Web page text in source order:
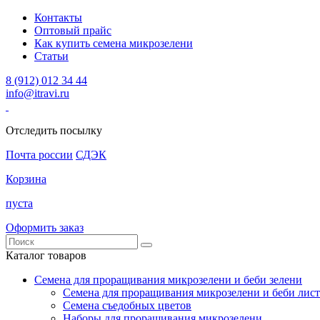
Контакты
Оптовый прайс
Как купить семена микрозелени
Статьи
8 (912) 012 34 44
info@itravi.ru
Отследить посылку
Почта россии СДЭК
Корзина
пуста
Оформить заказ
Каталог товаров
Семена для проращивания микрозелени и беби зелени
Семена для проращивания микрозелени и беби
Семена съедобных цветов